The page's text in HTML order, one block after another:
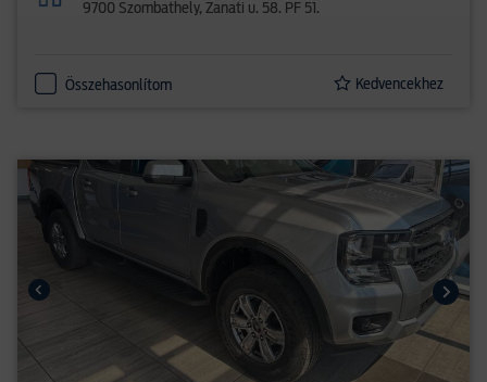
9700 Szombathely, Zanati u. 58. PF 51.
Összehasonlítom Kedvencekhez